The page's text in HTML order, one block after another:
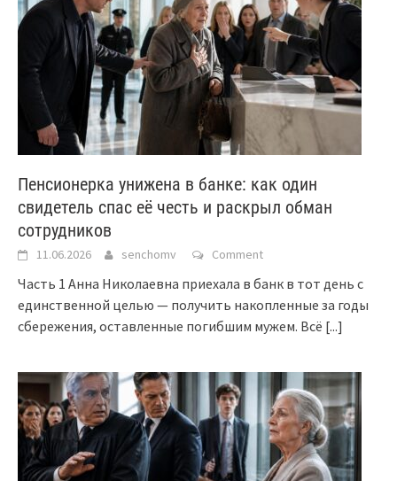
Пенсионерка унижена в банке: как один
свидетель спас её честь и раскрыл обман
сотрудников
11.06.2026 senchomv Comment
Часть 1 Анна Николаевна приехала в банк в тот день с
единственной целью — получить накопленные за годы
сбережения, оставленные погибшим мужем. Всё [...]